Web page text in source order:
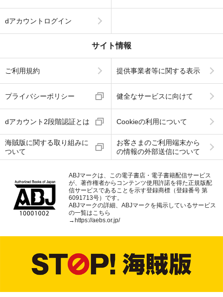
dアカウントログイン
サイト情報
ご利用規約 提供事業者等に関する表示
プライバシーポリシー 健全なサービスに向けて
dアカウント2段階認証とは Cookieの利用について
海賊版に関する取り組みに
ついて
お客さまのご利用端末から
の情報の外部送信について
ABJマークは、この電子書店・電子書籍配信サービス
が、著作権者からコンテンツ使用許諾を得た正規版配
信サービスであることを示す登録商標（登録番号 第
6091713号）です。
ABJマークの詳細、ABJマークを掲示しているサービス
の一覧はこちら
→https://aebs.or.jp/